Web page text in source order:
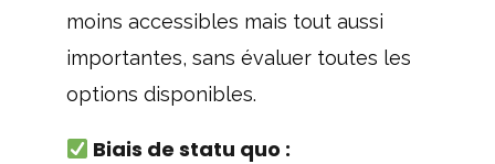
moins accessibles mais tout aussi
importantes, sans évaluer toutes les
options disponibles.
Biais de statu quo :